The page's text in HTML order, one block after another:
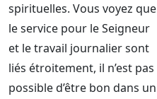
spirituelles. Vous voyez que
le service pour le Seigneur
et le travail journalier sont
liés étroitement, il n’est pas
possible d’être bon dans un